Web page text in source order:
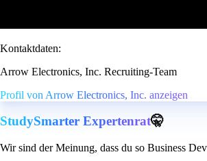
Kontaktdaten:
Arrow Electronics, Inc. Recruiting-Team
Profil von Arrow Electronics, Inc. anzeigen
StudySmarter Expertenrat🤫
Wir sind der Meinung, dass du so Business